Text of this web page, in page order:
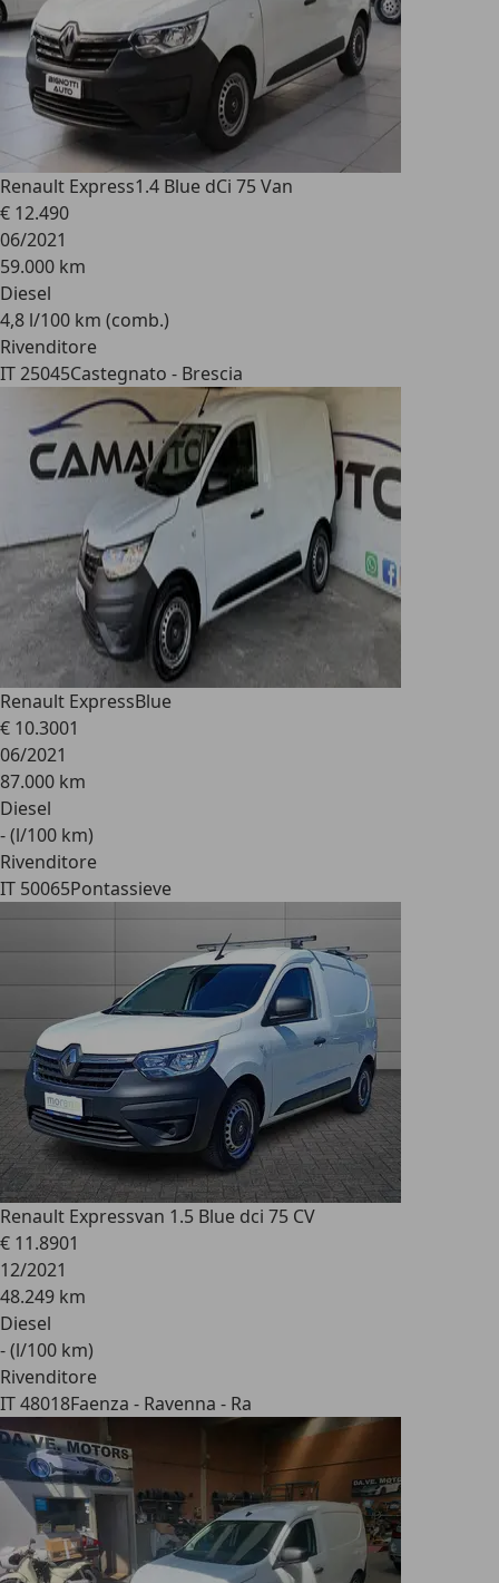
Renault Express1.4 Blue dCi 75 Van
€ 12.490
06/2021
59.000 km
Diesel
4,8 l/100 km (comb.)
Rivenditore
IT 25045Castegnato - Brescia
Renault ExpressBlue
€ 10.3001
06/2021
87.000 km
Diesel
- (l/100 km)
Rivenditore
IT 50065Pontassieve
Renault Expressvan 1.5 Blue dci 75 CV
€ 11.8901
12/2021
48.249 km
Diesel
- (l/100 km)
Rivenditore
IT 48018Faenza - Ravenna - Ra